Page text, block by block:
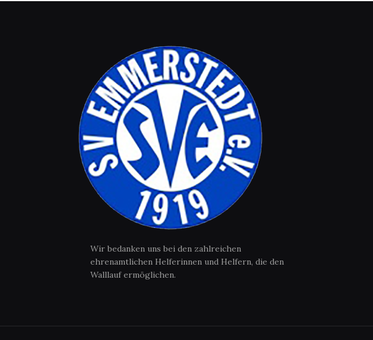
Wir bedanken uns bei den zahlreichen
ehrenamtlichen Helferinnen und Helfern, die den
Walllauf ermöglichen.